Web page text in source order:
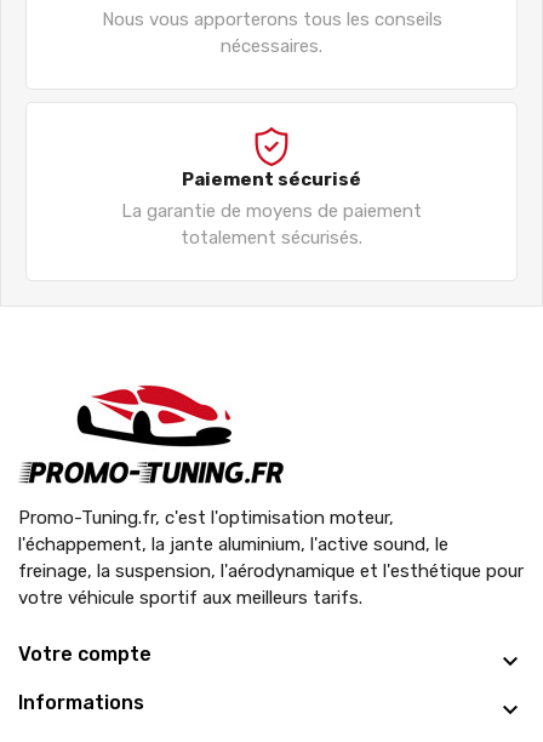
Nous vous apporterons tous les conseils
nécessaires.
Paiement sécurisé
La garantie de moyens de paiement
totalement sécurisés.
Promo-Tuning.fr, c'est l'optimisation moteur,
l'échappement, la jante aluminium, l'active sound, le
freinage, la suspension, l'aérodynamique et l'esthétique pour
votre véhicule sportif aux meilleurs tarifs.
Votre compte
Informations